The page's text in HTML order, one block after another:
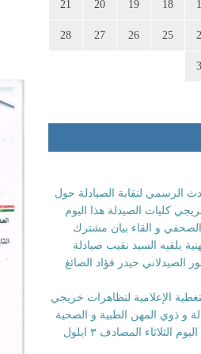
18
19
20
21
25
26
27
28
الرسمي لنقابة الصيادلة حول
كليات الصيدلة هذا اليوم
الصحفي و القاء بيان مشترك
يلقيه السيد نقيب صيادلة
الصيدلاني حيدر فؤاد الصائغ
الإعلامية لتظاهرات خريجي
و ذوي المهن الطبية و الصحية
و التمريضية اليوم الثلاثاء المصادف ٣ ايلول